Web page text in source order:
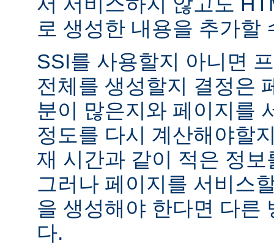
로 생성한 내용을 추가할
SSI를 사용할지 아니면
전체를 생성할지 결정은
분이 많은지와 페이지를
정도를 다시 계산해야할
재 시간과 같이 적은 정
그러나 페이지를 서비스
을 생성해야 한다면 다른
다.